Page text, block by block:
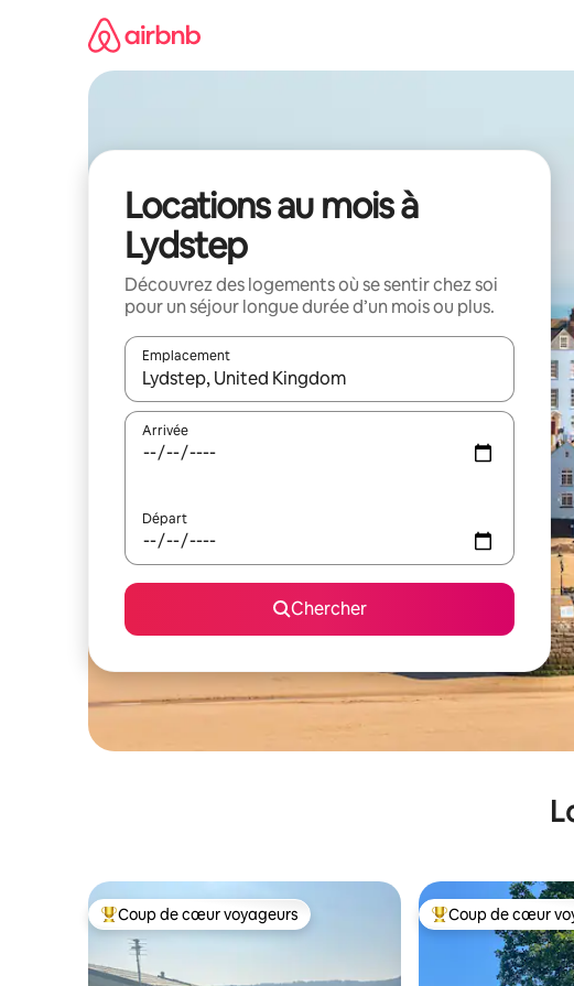
Locations au mois à
Lydstep
Découvrez des logements où se sentir chez soi
pour un séjour longue durée d’un mois ou plus.
Emplacement
Quand les résultats sont affichés, parcourez-les en utilisant
Arrivée
Départ
Chercher
Coup de cœur voyageurs parmi les plus aimés
Coup de cœur voyageurs Coup de cœur
Coup de cœur